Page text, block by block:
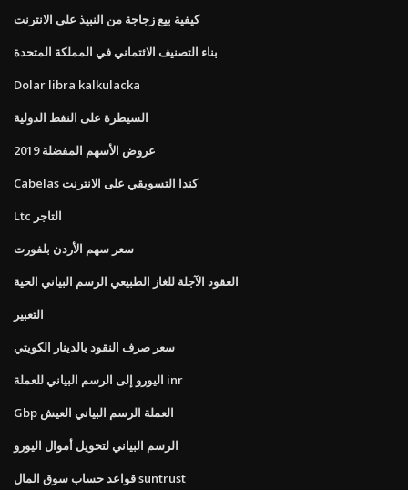
كيفية بيع زجاجة من النبيذ على الانترنت
بناء التصنيف الائتماني في المملكة المتحدة
Dolar libra kalkulacka
السيطرة على النفط الدولية
عروض الأسهم المفضلة 2019
Cabelas كندا التسويقي على الانترنت
Ltc التاجر
سعر سهم الأردن بلفورت
العقود الآجلة للغاز الطبيعي الرسم البياني الحية
التعبير
سعر صرف النقود بالدينار الكويتي
اليورو إلى الرسم البياني للعملة inr
Gbp العملة الرسم البياني العيش
الرسم البياني لتحويل أموال اليورو
قواعد حساب سوق المال suntrust